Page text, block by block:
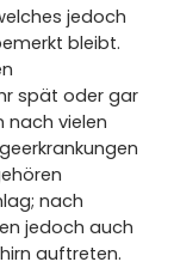
jedoch
bleibt.
spät oder gar
nach vielen
nach
jedoch auch
auftreten.